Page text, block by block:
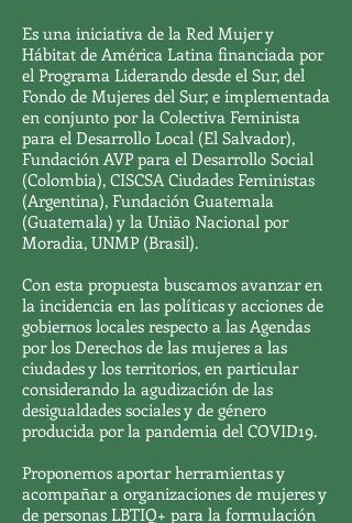
Es una iniciativa de la Red Mujer y
Hábitat de América Latina financiada por
el Programa Liderando desde el Sur, del
Fondo de Mujeres del Sur​; e implementada
en conjunto por la Colectiva Feminista
para el Desarrollo Local (El Salvador),
Fundación AVP para el Desarrollo Social
(Colombia), CISCSA Ciudades Feministas
(Argentina), Fundación Guatemala
(Guatemala) y la União Nacional por
Moradia, UNMP (Brasil).
Con esta propuesta buscamos avanzar en
la incidencia en las políticas y acciones de
gobiernos locales respecto a las Agendas
por los Derechos de las mujeres a las
ciudades y los territorios, en particular
considerando la agudización de las
desigualdades sociales y de género
producida por la pandemia del COVID19.
Proponemos aportar herramientas y
acompañar a organizaciones de mujeres y
de personas LBTIQ+ para la formulación